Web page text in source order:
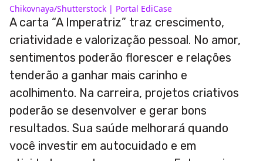
Chikovnaya/Shutterstock | Portal EdiCase
A carta “A Imperatriz” traz crescimento,
criatividade e valorização pessoal. No amor,
sentimentos poderão florescer e relações
tenderão a ganhar mais carinho e
acolhimento. Na carreira, projetos criativos
poderão se desenvolver e gerar bons
resultados. Sua saúde melhorará quando
você investir em autocuidado e em